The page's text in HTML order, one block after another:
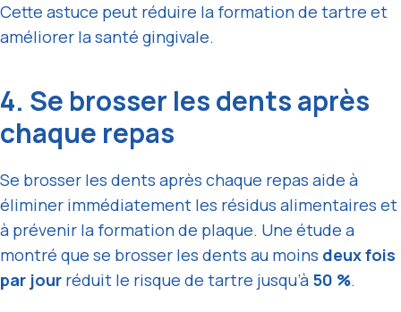
Cette astuce peut réduire la formation de tartre et
améliorer la santé gingivale.
4. Se brosser les dents après
chaque repas
Se brosser les dents après chaque repas aide à
éliminer immédiatement les résidus alimentaires et
à prévenir la formation de plaque. Une étude a
montré que se brosser les dents au moins deux fois
par jour réduit le risque de tartre jusqu’à 50 %.